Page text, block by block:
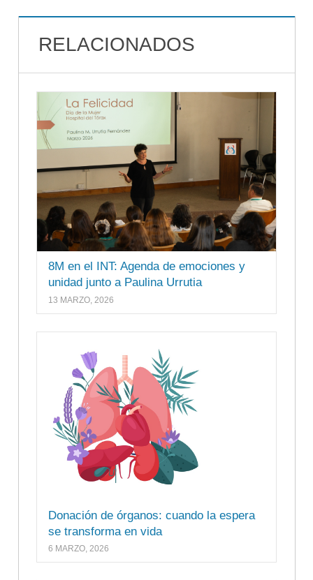
RELACIONADOS
8M en el INT: Agenda de emociones y
unidad junto a Paulina Urrutia
13 MARZO, 2026
Donación de órganos: cuando la espera
se transforma en vida
6 MARZO, 2026